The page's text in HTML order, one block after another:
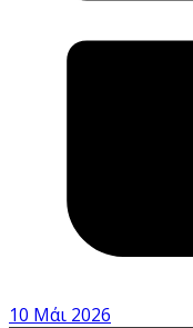
10 Μάι 2026